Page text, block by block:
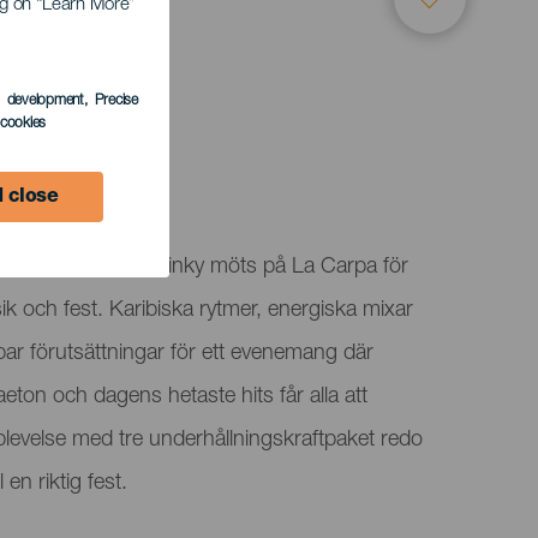
on “Learn More”
development, Precise
close
och DJ Pinky möts på La Carpa för
och fest. Karibiska rytmer, energiska mixar
förutsättningar för ett evenemang där
och dagens hetaste hits får alla att
med tre underhållningskraftpaket redo
en riktig fest.